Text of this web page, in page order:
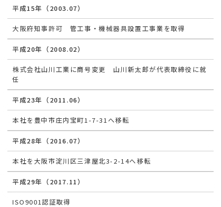
平成15年（2003.07）
大阪府知事許可 管工事・機械器具設置工事業を取得
平成20年（2008.02）
株式会社山川工業に商号変更 山川新太郎が代表取締役に就
任
平成23年（2011.06）
本社を豊中市庄内宝町1-7-31へ移転
平成28年（2016.07）
本社を大阪市淀川区三津屋北3-2-14へ移転
平成29年（2017.11）
ISO9001認証取得